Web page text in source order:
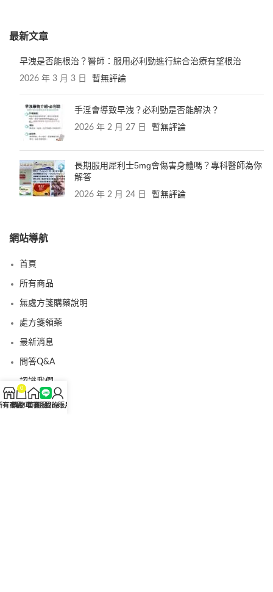
最新文章
早洩是否能根治？醫師：服用必利勁進行綜合治療有望根治
2026 年 3 月 3 日 暫無評論
手淫會導致早洩？必利勁是否能解決？
2026 年 2 月 27 日 暫無評論
長期服用犀利士5mg會傷害身體嗎？專科醫師為你
解答
2026 年 2 月 24 日 暫無評論
網站導航
首頁
所有商品
無處方箋購藥說明
處方箋領藥
最新消息
問答Q&A
認識我們
聯絡我們
有商品
0
購物車首頁客服Line
我的賬戶